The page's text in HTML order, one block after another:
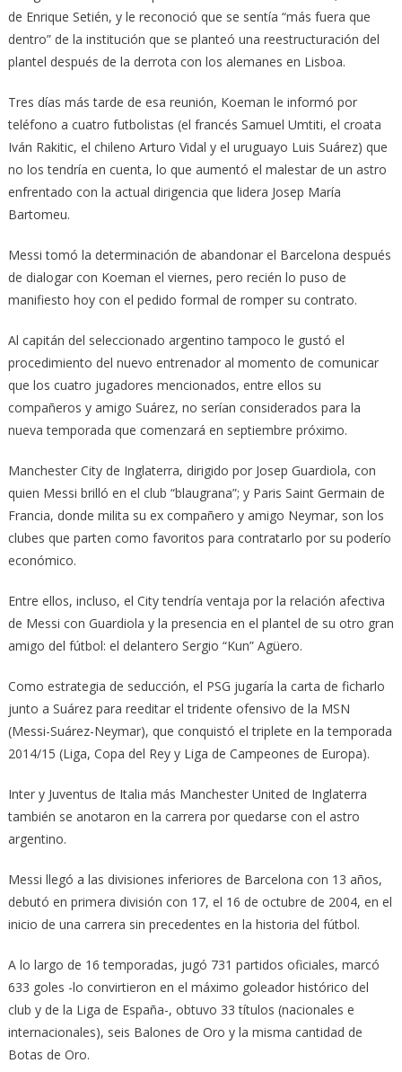
de Enrique Setién, y le reconoció que se sentía “más fuera que
dentro” de la institución que se planteó una reestructuración del
plantel después de la derrota con los alemanes en Lisboa.
Tres días más tarde de esa reunión, Koeman le informó por
teléfono a cuatro futbolistas (el francés Samuel Umtiti, el croata
Iván Rakitic, el chileno Arturo Vidal y el uruguayo Luis Suárez) que
no los tendría en cuenta, lo que aumentó el malestar de un astro
enfrentado con la actual dirigencia que lidera Josep María
Bartomeu.
Messi tomó la determinación de abandonar el Barcelona después
de dialogar con Koeman el viernes, pero recién lo puso de
manifiesto hoy con el pedido formal de romper su contrato.
Al capitán del seleccionado argentino tampoco le gustó el
procedimiento del nuevo entrenador al momento de comunicar
que los cuatro jugadores mencionados, entre ellos su
compañeros y amigo Suárez, no serían considerados para la
nueva temporada que comenzará en septiembre próximo.
Manchester City de Inglaterra, dirigido por Josep Guardiola, con
quien Messi brilló en el club “blaugrana”; y Paris Saint Germain de
Francia, donde milita su ex compañero y amigo Neymar, son los
clubes que parten como favoritos para contratarlo por su poderío
económico.
Entre ellos, incluso, el City tendría ventaja por la relación afectiva
de Messi con Guardiola y la presencia en el plantel de su otro gran
amigo del fútbol: el delantero Sergio “Kun” Agüero.
Como estrategia de seducción, el PSG jugaría la carta de ficharlo
junto a Suárez para reeditar el tridente ofensivo de la MSN
(Messi-Suárez-Neymar), que conquistó el triplete en la temporada
2014/15 (Liga, Copa del Rey y Liga de Campeones de Europa).
Inter y Juventus de Italia más Manchester United de Inglaterra
también se anotaron en la carrera por quedarse con el astro
argentino.
Messi llegó a las divisiones inferiores de Barcelona con 13 años,
debutó en primera división con 17, el 16 de octubre de 2004, en el
inicio de una carrera sin precedentes en la historia del fútbol.
A lo largo de 16 temporadas, jugó 731 partidos oficiales, marcó
633 goles -lo convirtieron en el máximo goleador histórico del
club y de la Liga de España-, obtuvo 33 títulos (nacionales e
internacionales), seis Balones de Oro y la misma cantidad de
Botas de Oro.